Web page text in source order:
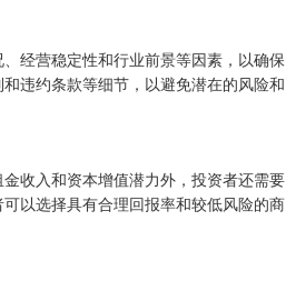
经营稳定性和行业前景等因素，以确保
违约条款等细节，以避免潜在的风险和
收入和资本增值潜力外，投资者还需要
以选择具有合理回报率和较低风险的商